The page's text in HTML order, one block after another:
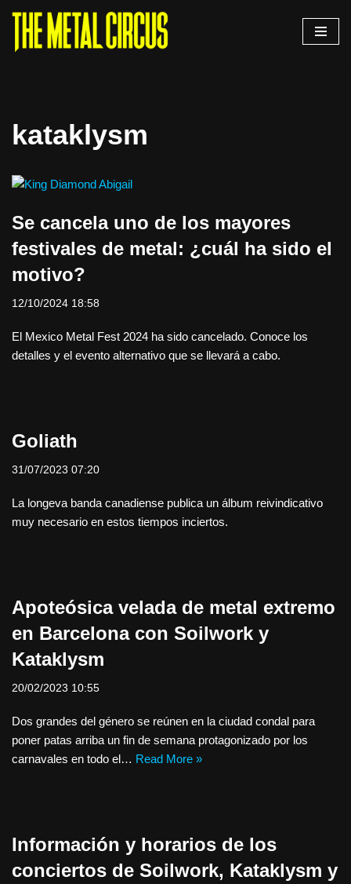
Saltar
kataklysm
Se cancela uno de los mayores
festivales de metal: ¿cuál ha sido el
motivo?
12/10/2024 18:58
El Mexico Metal Fest 2024 ha sido cancelado. Conoce los
detalles y el evento alternativo que se llevará a cabo.
Goliath
31/07/2023 07:20
La longeva banda canadiense publica un álbum reivindicativo
muy necesario en estos tiempos inciertos.
Apoteósica velada de metal extremo
en Barcelona con Soilwork y
Kataklysm
20/02/2023 10:55
Dos grandes del género se reúnen en la ciudad condal para
poner patas arriba un fin de semana protagonizado por los
carnavales en todo el… Read More »
Información y horarios de los
conciertos de Soilwork, Kataklysm y